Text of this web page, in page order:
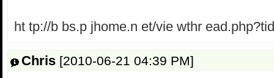
ht tp://b bs.p jhome.n et/vie wthr
Chris [2010-06-21 04:39 PM]